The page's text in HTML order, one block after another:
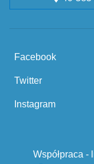
Facebook
Twitter
Instagram
Współpraca -